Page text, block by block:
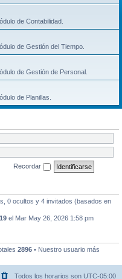
de Contabilidad.
de Gestión del Tiempo.
de Gestión de Personal.
de Planillas.
Recordar
0 ocultos y 4 invitados (basados en
el Mar May 26, 2026 1:58 pm
2896 • Nuestro usuario más
Todos los horarios son UTC-05:00